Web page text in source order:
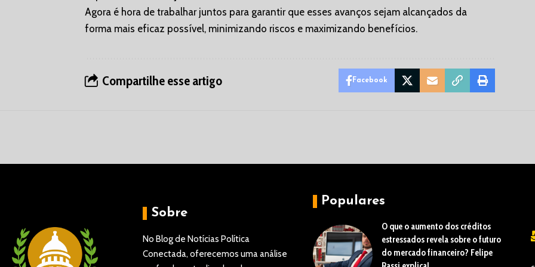
Agora é hora de trabalhar juntos para garantir que esses avanços sejam alcançados da
forma mais eficaz possível, minimizando riscos e maximizando benefícios.
Compartilhe esse artigo Facebook
Sobre
No Blog de Notícias Política
Conectada, oferecemos uma análise
Populares
O que o aumento dos créditos
estressados revela sobre o futuro
do mercado financeiro? Felipe